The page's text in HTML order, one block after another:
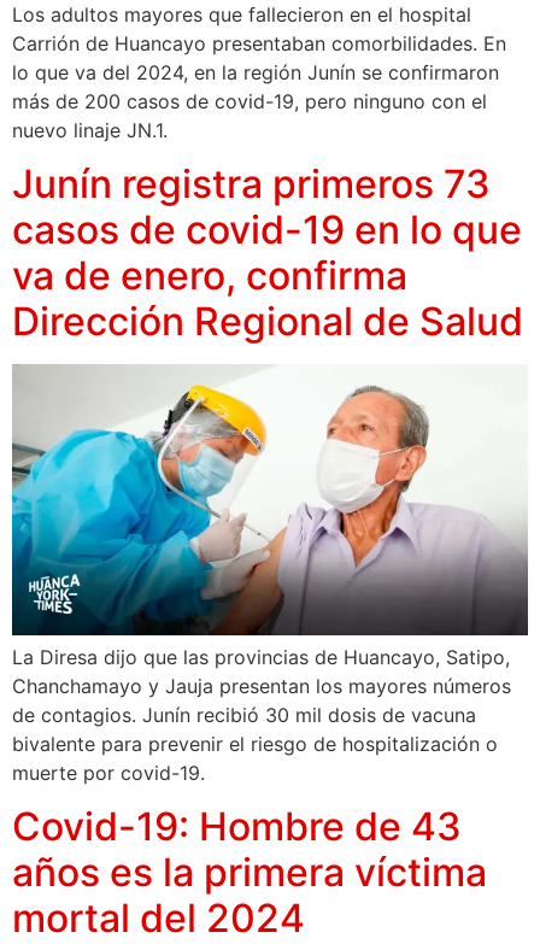
Los adultos mayores que fallecieron en el hospital
Carrión de Huancayo presentaban comorbilidades. En
lo que va del 2024, en la región Junín se confirmaron
más de 200 casos de covid-19, pero ninguno con el
nuevo linaje JN.1.
Junín registra primeros 73
casos de covid-19 en lo que
va de enero, confirma
Dirección Regional de Salud
La Diresa dijo que las provincias de Huancayo, Satipo,
Chanchamayo y Jauja presentan los mayores números
de contagios. Junín recibió 30 mil dosis de vacuna
bivalente para prevenir el riesgo de hospitalización o
muerte por covid-19.
Covid-19: Hombre de 43
años es la primera víctima
mortal del 2024